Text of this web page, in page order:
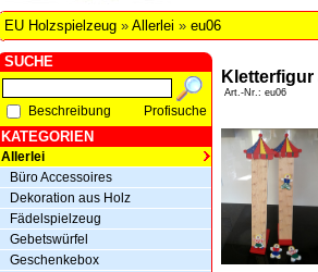
EU Holzspielzeug » Allerlei » eu06
SUCHE
Beschreibung Profisuche
KATEGORIEN
Allerlei
Büro Accessoires
Dekoration aus Holz
Fädelspielzeug
Gebetswürfel
Geschenkebox
Kletterfigur
Art.-Nr.: eu06